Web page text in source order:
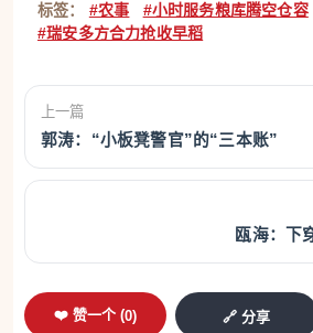
标签： #农事
#小时服务粮库腾空仓容
#瑞安多方合力抢收早稻
上一篇
郭涛：“小板凳警官”的“三本账”
瓯海：下
❤️ 赞一个 (0) 🔗 分享